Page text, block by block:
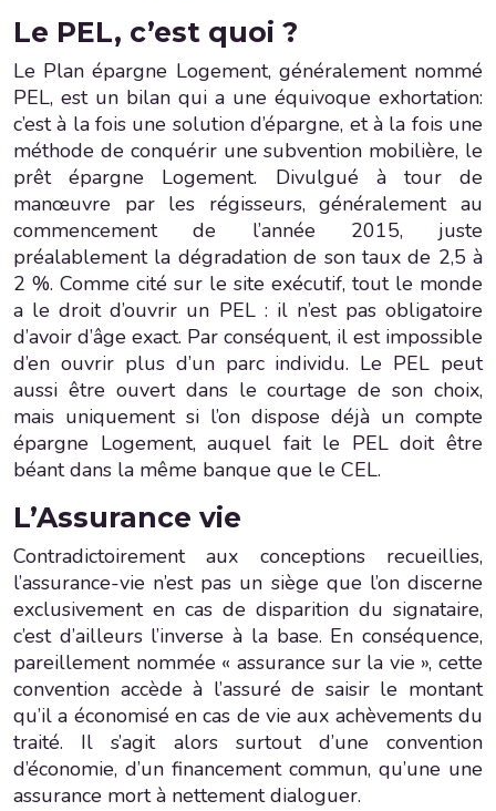
Le PEL, c’est quoi ?
Le Plan épargne Logement, généralement nommé
PEL, est un bilan qui a une équivoque exhortation:
c’est à la fois une solution d’épargne, et à la fois une
méthode de conquérir une subvention mobilière, le
prêt épargne Logement. Divulgué à tour de
manœuvre par les régisseurs, généralement au
commencement de l’année 2015, juste
préalablement la dégradation de son taux de 2,5 à
2 %. Comme cité sur le site exécutif, tout le monde
a le droit d’ouvrir un PEL : il n’est pas obligatoire
d’avoir d’âge exact. Par conséquent, il est impossible
d’en ouvrir plus d’un parc individu. Le PEL peut
aussi être ouvert dans le courtage de son choix,
mais uniquement si l’on dispose déjà un compte
épargne Logement, auquel fait le PEL doit être
béant dans la même banque que le CEL.
L’Assurance vie
Contradictoirement aux conceptions recueillies,
l’assurance-vie n’est pas un siège que l’on discerne
exclusivement en cas de disparition du signataire,
c’est d’ailleurs l’inverse à la base. En conséquence,
pareillement nommée « assurance sur la vie », cette
convention accède à l’assuré de saisir le montant
qu’il a économisé en cas de vie aux achèvements du
traité. Il s’agit alors surtout d’une convention
d’économie, d’un financement commun, qu’une une
assurance mort à nettement dialoguer.